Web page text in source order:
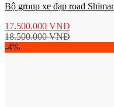
Bộ group xe đạp road
17.500.000 VNĐ
18.500.000VNĐ
-4%